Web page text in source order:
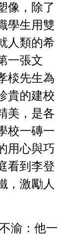
像，除了
學生用雙
人類的希
一張文
棪先生為
貴的建校
美，是各
校一磚一
用心與巧
看到李登
，激勵人
：他一